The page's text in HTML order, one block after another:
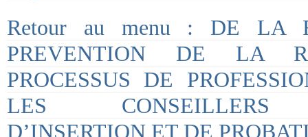
Retour au menu : DE LA
PREVENTION DE LA
PROCESSUS DE
LES CONSEILLERS
D’INSERTION ET DE